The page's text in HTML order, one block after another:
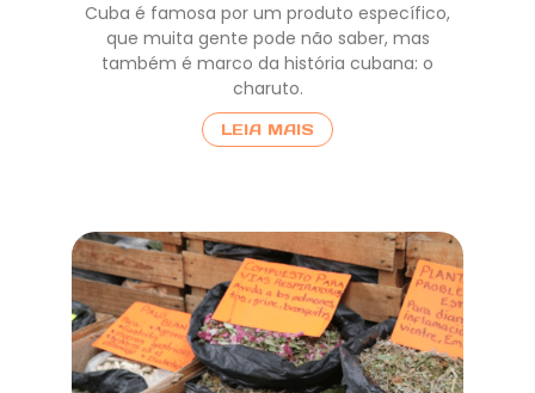
Cuba é famosa por um produto específico,
que muita gente pode não saber, mas
também é marco da história cubana: o
charuto.
LEIA MAIS